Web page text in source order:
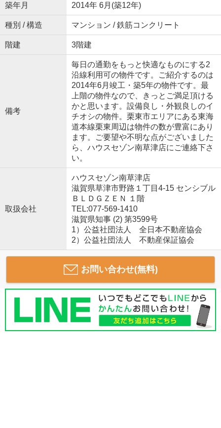
築年月 2014年 6月(築12年)
種別 / 構造 マンション / 鉄筋コンクリート
階建 3階建
備考
毎日の通勤をもっと快適なものにする2
沿線利用可の物件です。ご紹介するのは
2014年6月竣工・築5年の物件です。最
上階の物件なので、きっとご満足頂ける
かと思います。設備良し・外観良しのイ
チオシの物件。栗東市エリアにある東海
道本線栗東周辺は物件の数が豊富にあり
ます。ご要望や不明な点がございました
ら、ハウスセゾン南草津店にご連絡下さ
い。
取扱会社
ハウスセゾン南草津店
滋賀県草津市野路１丁目4-15 センシブル
ＢＬＤＧＺＥＮ １階
TEL:077-569-1410
滋賀県知事 (2) 第3599号
1）公益社団法人 全日本不動産協会
2）公益社団法人 不動産保証協会
お問い合わせ(無料)